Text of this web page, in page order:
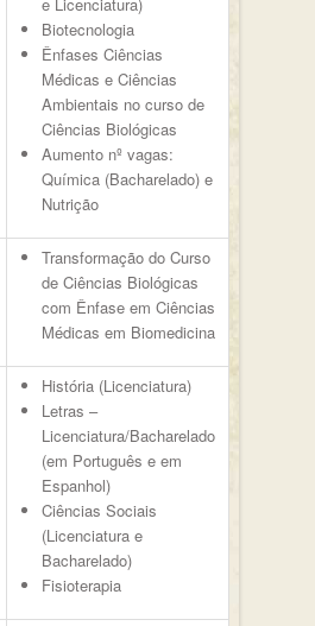
Biotecnologia
Ênfases Ciências
Médicas e Ciências
Ambientais no curso de
Ciências Biológicas
Aumento nº vagas:
Química (Bacharelado) e
Nutrição
Transformação do Curso
de Ciências Biológicas
com Ênfase em Ciências
Médicas em Biomedicina
História (Licenciatura)
Letras –
Licenciatura/Bacharelado
(em Português e em
Espanhol)
Ciências Sociais
(Licenciatura e
Bacharelado)
Fisioterapia